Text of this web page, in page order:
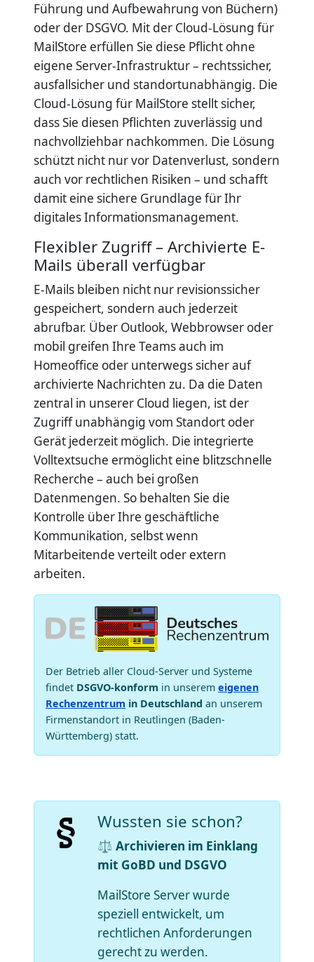
Führung und Aufbewahrung von Büchern)
oder der DSGVO. Mit der Cloud-Lösung für
MailStore erfüllen Sie diese Pflicht ohne
eigene Server-Infrastruktur – rechtssicher,
ausfallsicher und standortunabhängig. Die
Cloud-Lösung für MailStore stellt sicher,
dass Sie diesen Pflichten zuverlässig und
nachvollziehbar nachkommen. Die Lösung
schützt nicht nur vor Datenverlust, sondern
auch vor rechtlichen Risiken – und schafft
damit eine sichere Grundlage für Ihr
digitales Informationsmanagement.
Flexibler Zugriff – Archivierte E-
Mails überall verfügbar
E-Mails bleiben nicht nur revisionssicher
gespeichert, sondern auch jederzeit
abrufbar. Über Outlook, Webbrowser oder
mobil greifen Ihre Teams auch im
Homeoffice oder unterwegs sicher auf
archivierte Nachrichten zu. Da die Daten
zentral in unserer Cloud liegen, ist der
Zugriff unabhängig vom Standort oder
Gerät jederzeit möglich. Die integrierte
Volltextsuche ermöglicht eine blitzschnelle
Recherche – auch bei großen
Datenmengen. So behalten Sie die
Kontrolle über Ihre geschäftliche
Kommunikation, selbst wenn
Mitarbeitende verteilt oder extern
arbeiten.
Der Betrieb aller Cloud-Server und Systeme
findet DSGVO-konform in unserem eigenen
Rechenzentrum in Deutschland an unserem
Firmenstandort in Reutlingen (Baden-
Württemberg) statt.
Wussten sie schon?
⚖️ Archivieren im Einklang
mit GoBD und DSGVO
MailStore Server wurde
speziell entwickelt, um
rechtlichen Anforderungen
gerecht zu werden.